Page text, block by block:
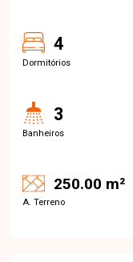
4
Dormitórios
3
Banheiros
250.00 m²
A. Terreno